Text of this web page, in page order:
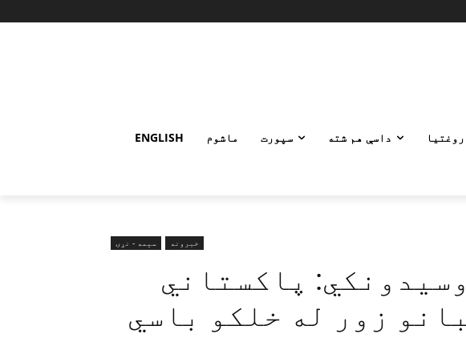
روغتیا داسې هم شته سپورت ماشوم ENGLISH
خبرونه سیمه - نړۍ
پاکستاني
زور له خلکو باسي